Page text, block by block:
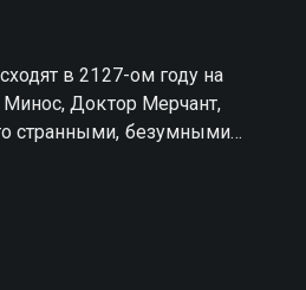
в 2127-ом году на
Доктор Мерчант,
странными, безумными
чтобы провести в жизнь
что причина безумия
кубике, изготовленном